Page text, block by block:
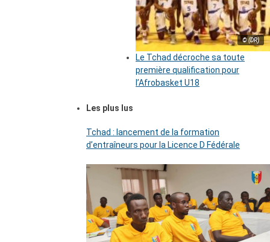
© (DR)
Le Tchad décroche sa toute
première qualification pour
l’Afrobasket U18
Les plus lus
Tchad : lancement de la formation
d’entraîneurs pour la Licence D Fédérale